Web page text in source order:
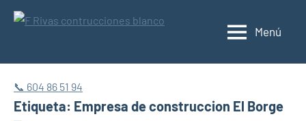
Saltar
Construcciones
y
Málaga
Menú
📞 604 86 51 94
Etiqueta: Empresa de construccion El Borge